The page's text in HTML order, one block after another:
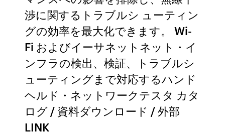
渉に関するトラブルシ ューティン
グの効率を最大化できます。 Wi-
Fi およびイーサネットネット・イ
ンフラの検出、検証、トラブルシ
ューティングまで対応するハンド
ヘルド・ネットワークテスタ カタ
ログ / 資料ダウンロード / 外部
LINK